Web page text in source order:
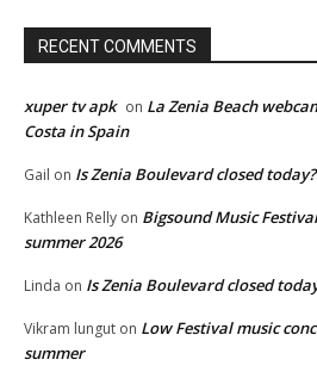
RECENT COMMENTS
xuper tv apk on La Zenia Beach
Costa in Spain
Gail on Is Zenia Boulevard closed
Kathleen Relly on Bigsound Music
summer 2026
Linda on Is Zenia Boulevard closed
Vikram lungut on Low Festival music
summer